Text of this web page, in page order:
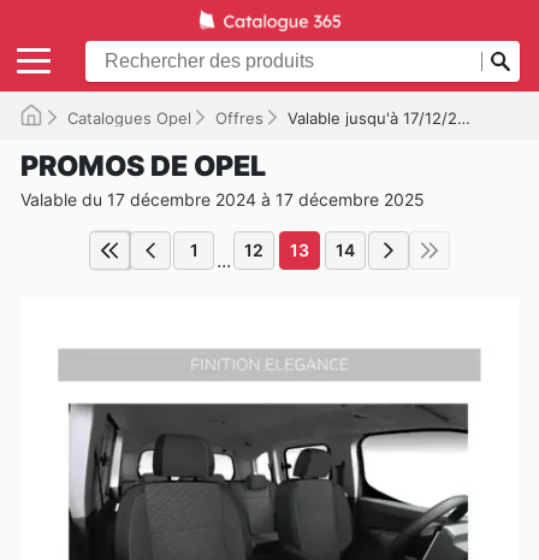
Catalogues Opel Offres Valable jusqu'à 17/12/2025
PROMOS DE OPEL
Valable du 17 décembre 2024 à 17 décembre 2025
1 ... 12 13 14